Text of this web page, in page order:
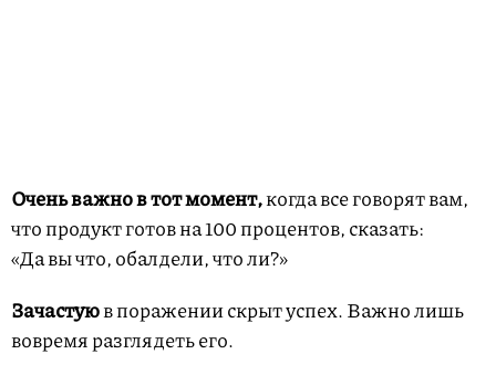
Очень важнов тот момент,когда все говорят вам,
что продукт готов на 100 процентов, сказать:
«Да вы что, обалдели, что ли?»
Зачастуюв поражении скрыт успех. Важно лишь
вовремя разглядеть его.